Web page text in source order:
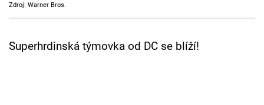
TV Program
Zdroj: Warner Bros.
Superhrdinská týmovka od DC se blíží!